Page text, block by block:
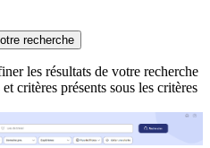
recherche
les résultats de votre recherche
critères présents sous les critères